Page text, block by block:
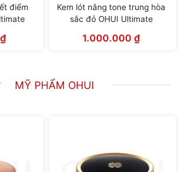
điểm
₫
Kem lót nâng tone trung hòa
sắc đỏ OHUI Ultimate
(45ml)
1.000.000 ₫
MỸ PHẨM OHUI